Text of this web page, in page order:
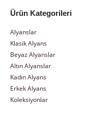
Ürün Kategorileri
Alyanslar
Klasik Alyans
Beyaz Alyanslar
Altın Alyanslar
Kadın Alyans
Erkek Alyans
Koleksiyonlar